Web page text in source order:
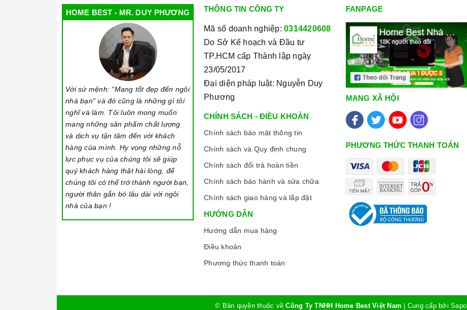
Bồn rửa bằng đá nhân tạo Tip Toe N200 TIP2-05/Red có chất lượng cao nên vô cùng an toàn cho sức
khỏe người dùng đồng thời có thể dễ dàng vệ sinh bằng xà phòng rửa chén để chậu rửa luôn
được sáng bóng cho căn bếp của bạn luôn trong trạng thái sạch sẽ. Chậu có kích thước lớn, rộng
rãi giúp bạn có thể rửa được nhiều bộ chén đĩa cũng như thực phẩm trong cùng một lúc mà không
tạo ra cảm giác chật chội, khó chịu.
Với những ưu điểm nổi bật như trên thì
Bồn rửa bằng đá nhân tạo Tip Toe N200 TIP2-05/Redxứng
đáng là một trong những người bạn đồng hành thân thiết nhất của người nội trợ, là vật dụng không
thể trong gian bếp của mỗi gia đình hiện nay, nhất là trong cuộc sống đầy năng động và luôn bận
rộn đối với những người nội trợ vừa phải làm nhiều công việc lại còn chăm sóc cho bữa ăn của gia
đình mình.
HOME BEST - MR. DUY PHƯƠNG
Với sứ mệnh: “Mang tốt đẹp đến ngôi
nhà bạn” và đó cũng là những gì tôi
nghĩ và làm. Tôi luôn mong muốn
mang những sản phẩm chất lượng
và dịch vụ tận tâm đến với khách
hàng của mình. Hy vọng những nỗ
lực phục vụ của chúng tôi sẽ giúp
quý khách hàng thật hài lòng, để
chúng tôi có thể trở thành người bạn,
người thân gắn bó lâu dài với ngôi
nhà của bạn !
THÔNG TIN CÔNG TY
Mã số doanh nghiệp: 0314420608
Do Sở Kế hoạch và Đầu tư
TP.HCM cấp Thành lập ngày
23/05/2017
Đại diện pháp luật: Nguyễn Duy
Phương
CHÍNH SÁCH - ĐIỀU KHOẢN
Chính sách bảo mật thông tin
Chính sách và Quy định chung
Chính sách đổi trả hoàn tiền
Chính sách bảo hành và sửa chữa
Chính sách giao hàng và lắp đặt
HƯỚNG DẪN
Hướng dẫn mua hàng
Điều khoản
Phương thức thanh toán
FANPAGE
MẠNG XÃ HỘI
PHƯƠNG THỨC THANH TOÁN
© Bản quyền thuộc vềCông Ty TNHH Home Best Việt Nam Cung cấp bởi Sapo